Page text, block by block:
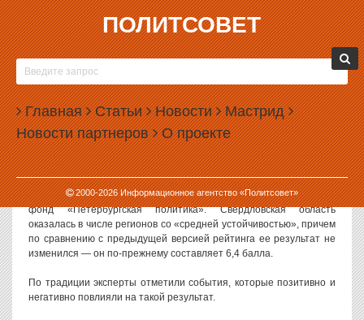
ПОЛИТСОВЕТ
Главная Статьи Новости Мастрид
Новости партнеров О проекте
2000-2026Информационное агентство «Политсовет»
14.01.2015, 11:47
СВЕРДЛОВСКАЯ ОБЛАСТЬ НЕ ПРИБАВИЛА
УСТОЙЧИВОСТИ
Свердловская область не смогла улучшить своих позиций в
рейтинге устойчивости российских регионов. Составители
рейтинга объясняют это социальными проблемами и
политическими скандалами.
Очереднойрейтингпо итогам декабря прошлого года составил
фонд «Петербургская политика». Свердловская область
оказалась в числе регионов со «средней устойчивостью», причем
по сравнению с предыдущей версией рейтинга ее результат не
изменился — он по-прежнему составляет 6,4 балла.
По традиции эксперты отметили события, которые позитивно и
негативно повлияли на такой результат.